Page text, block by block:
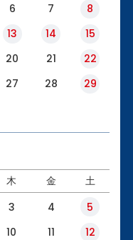
6 7
8
13 14
15
20 21
22
27 28
29
木 金 土
3 4
5
10 11
12